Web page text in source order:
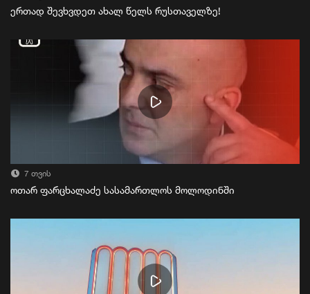
ერთად შევხვდეთ ახალ წელს რუსთაველზე!
7 თვის
ოთარ ფარცხალაძე სასამართლოს მოლოდინში